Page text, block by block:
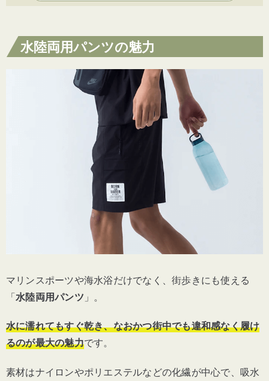
パンツの丈感をチェック
機能性をチェック
【レディース】水陸両用パンツのおすすめ4選
パタゴニア「ウィメンズ・バギーズ・ロン
ノースフェイス「 バーサタイルショーツ
ハニーズ「ラッシュガードショートパン
【メンズ】水陸両用パンツのおすすめ4選
コロンビア「バックキャストIVウォーター
ショート」
コロンビア「サマータイド ストレッチショ
水陸両用パンツの魅力
マリンスポーツや海水浴だけでなく、街歩きにも使える
「水陸両用パンツ 」。
水に濡れてもすぐ乾き、なおかつ街中でも違和感なく履け
るのが最大の魅力です。
素材はナイロンやポリエステルなどの化繊が中心で、吸水